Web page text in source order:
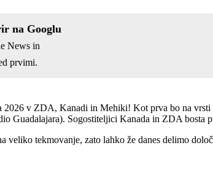
na Googlu
News in
prvimi.
2026 v ZDA, Kanadi in Mehiki! Kot prva bo na
Guadalajara). Sogostiteljici Kanada in ZDA bosta
tekmovanje, zato lahko že danes delimo